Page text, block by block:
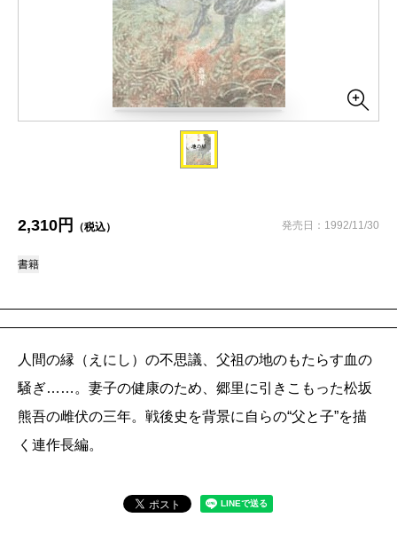
2,310円 （税込） 発売日：1992/11/30
書籍
人間の縁（えにし）の不思議、父祖の地のもたらす血の
騒ぎ……。妻子の健康のため、郷里に引きこもった松坂
熊吾の雌伏の三年。戦後史を背景に自らの“父と子”を描
く連作長編。